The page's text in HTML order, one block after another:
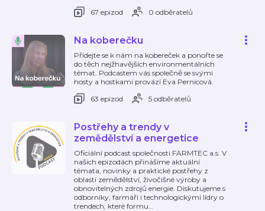
67 epizod
0 odběratelů
Na koberečku
Přidejte se k nám na kobereček a ponořte se
do těch nejžhavějších environmentálních
témat. Podcastem vás společně se svými
hosty a hostkami provází Eva Pernicová.
63 epizod
5 odběratelů
Postřehy a trendy v
zemědělství a energetice
Oficiální podcast společnosti FARMTEC a.s. V
našich epizodách přinášíme aktuální
témata, novinky a praktické postřehy z
oblasti zemědělství, živočišné výroby a
obnovitelných zdrojů energie. Diskutujeme s
odborníky, farmáři i technologickými lídry o
trendech, které formu…